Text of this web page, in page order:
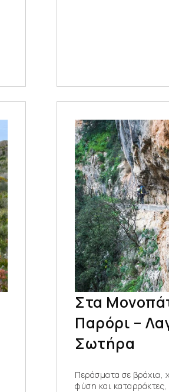
Στα
Παρόρι –
Σωτήρα
Περάσματα σε βράχια,
φύση και